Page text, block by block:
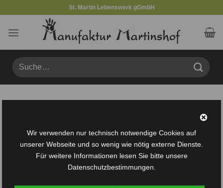
springen
St. Martin Lebenswerk gGmbH
Suche
nach:
Wir verwenden nur technisch notwendige Cookies auf
unserer Webseite und so wenig wie nötig externe Dienste.
Für weitere Informationen lesen Sie bitte unsere
Datenschutzbestimmungen.